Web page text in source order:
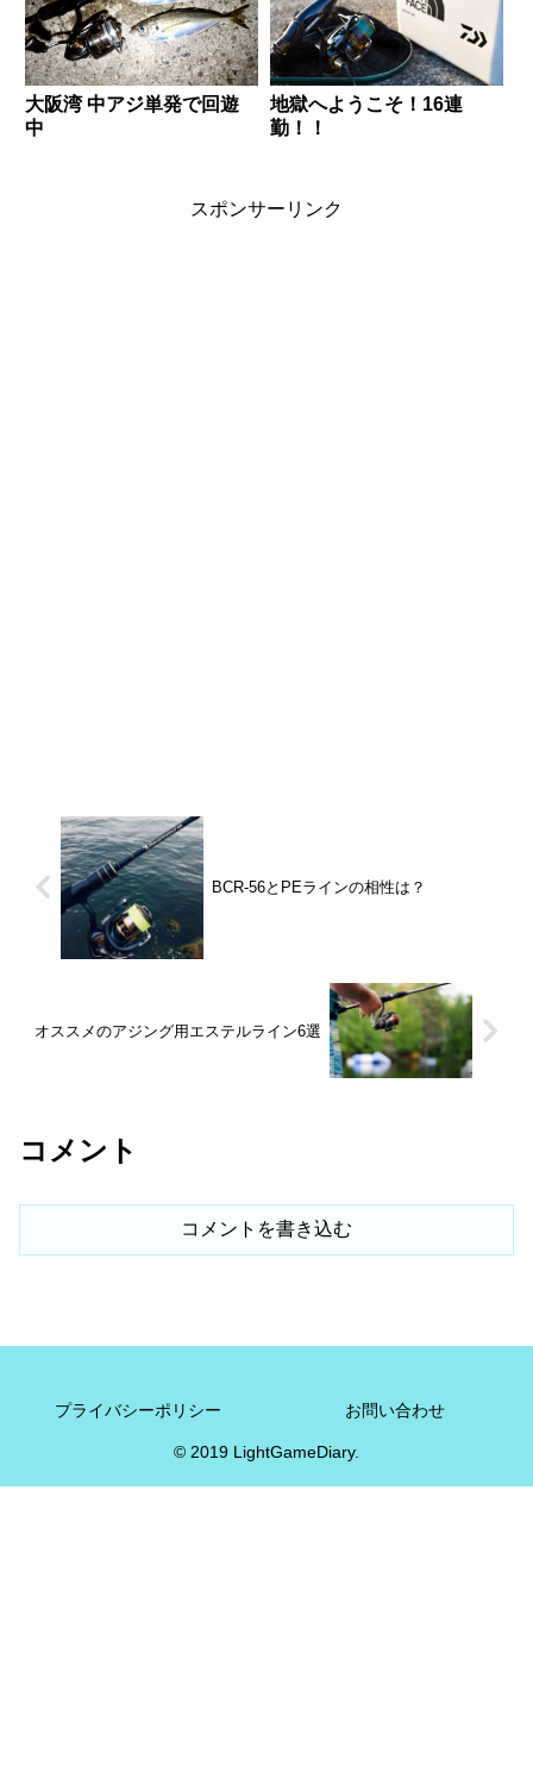
大阪湾 中アジ単発で回遊
中
地獄へようこそ！16連
勤！！
スポンサーリンク
BCR-56とPEラインの相性は？
オススメのアジング用エステルライン6選
コメント
コメントを書き込む
プライバシーポリシー お問い合わせ
© 2019 LightGameDiary.